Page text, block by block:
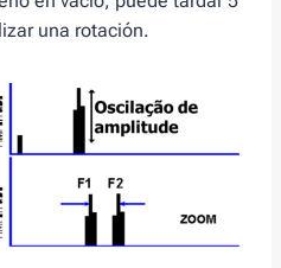
una rotación.